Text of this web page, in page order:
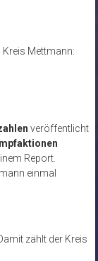
Mettmann:
veröffentlicht
Report.
einmal
Damit zählt der Kreis